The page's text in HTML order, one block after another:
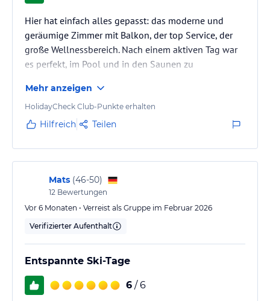
Hier hat einfach alles gepasst: das moderne und
geräumige Zimmer mit Balkon, der top Service, der
große Wellnessbereich. Nach einem aktiven Tag war
es perfekt, im Pool und in den Saunen zu
Die Aussicht auf die Berge war phantastisch. Vom
Hotel aus konnte man direkt zu den Wanderungen
Das Frühstück war sehr reichhaltig und vielfältig, mit
regionalen Produkten. Toll war auch die
Kaffeestunde!
Die Idee, kostenlose Shuttles zu den umliegenden
Mehr anzeigen
HolidayCheck Club-Punkte erhalten
Hilfreich Teilen
Mats (46-50)
12 Bewertungen
Vor 6 Monaten • Verreist als Gruppe im Februar 2026
Verifizierter Aufenthalt
Entspannte Ski-Tage
6 / 6